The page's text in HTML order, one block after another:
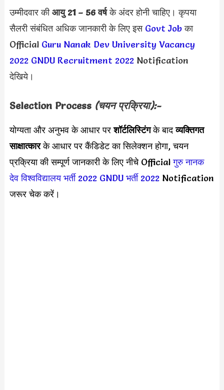
उम्मीदवार कीआयु 21 – 56 वर्षके अंदर होनी चाहिए। कृपया
सैलरी संबंधित अधिक जानकारी के लिए इस Govt Jobका
Official Guru Nanak Dev University Vacancy
2022 GNDU Recruitment 2022Notification
देखिये।
Selection Process (चयन प्रक्रिया):-
योग्यता और अनुभव के आधार परशॉर्टलिस्टिंगके बादव्यक्तिगत
साक्षात्कारके आधार पर कैंडिडेट का सिलेक्शन होगा, चयन
प्रक्रिया की सम्पूर्ण जानकारी के लिए नीचे Officialगुरु नानक
देव विश्वविद्यालय भर्ती 2022 GNDU भर्ती 2022 Notification
जरूर चेक करें।